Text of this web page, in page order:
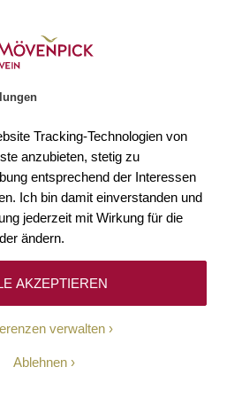
Tracking-Technologien von
anzubieten, stetig zu
entsprechend der Interessen
Ich bin damit einverstanden und
jederzeit mit Wirkung für die
ändern.
verwalten
Ablehnen
ALLE AKZEPTIEREN
Ende der Bildgalerie springen
Zum Anfang der